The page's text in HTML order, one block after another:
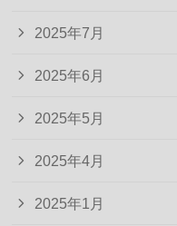
2025年7月
2025年6月
2025年5月
2025年4月
2025年1月